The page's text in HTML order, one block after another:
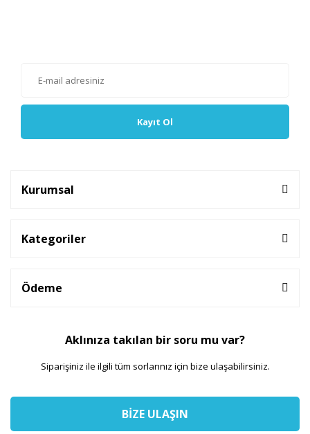
Kayıt Ol
Kurumsal
Kategoriler
Ödeme
Aklınıza takılan bir soru mu var?
Siparişiniz ile ilgili tüm sorlarınız için bize ulaşabilirsiniz.
BİZE ULAŞIN